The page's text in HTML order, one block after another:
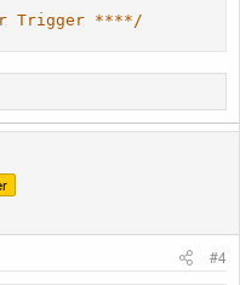
Trigger ****/
#4